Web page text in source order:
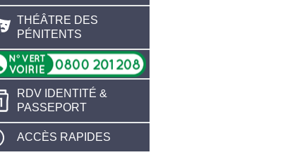
THÉÂTRE DES
PÉNITENTS
RDV IDENTITÉ &
PASSEPORT
ACCÈS RAPIDES